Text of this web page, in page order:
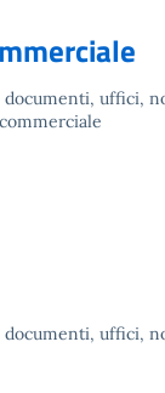
documenti, uffici,
documenti, uffici,